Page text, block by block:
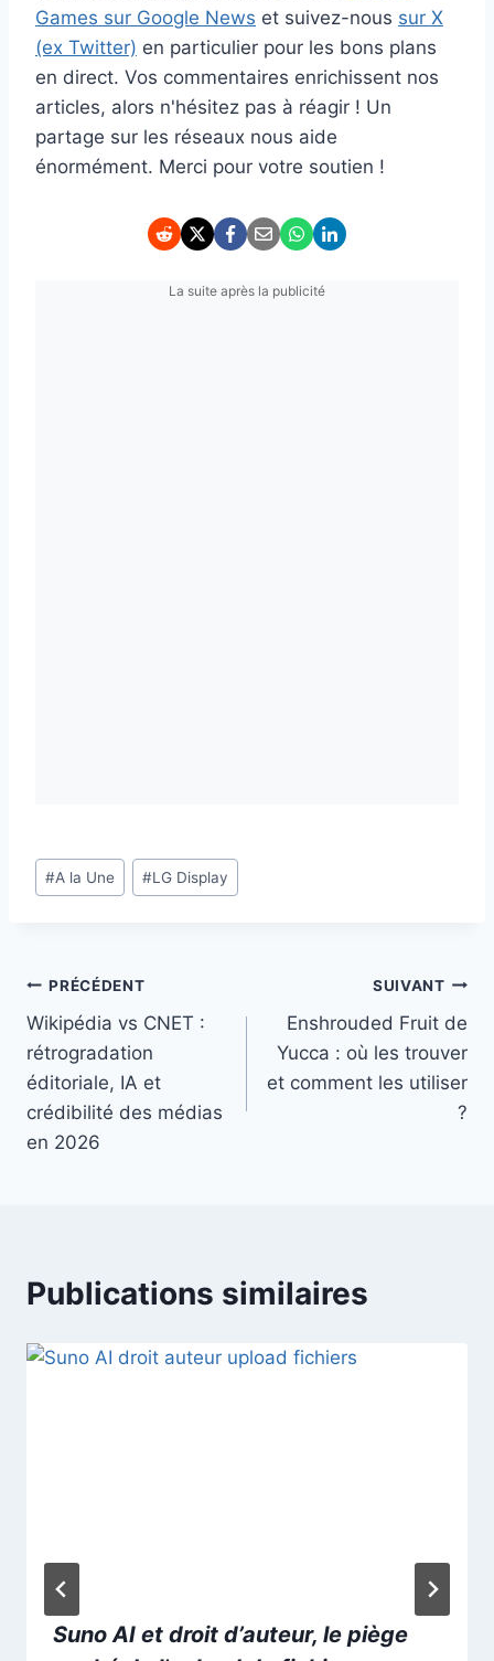
Games sur Google News et suivez-nous sur X
(ex Twitter) en particulier pour les bons plans
en direct. Vos commentaires enrichissent nos
articles, alors n'hésitez pas à réagir ! Un
partage sur les réseaux nous aide
énormément. Merci pour votre soutien !
La suite après la publicité
Étiquettes
de
#A la Une #LG Display
Navigation
de
l’article
PRÉCÉDENT
Wikipédia vs CNET :
rétrogradation
éditoriale, IA et
crédibilité des médias
en 2026
SUIVANT
Enshrouded Fruit de
Yucca : où les trouver
et comment les utiliser
?
Publications similaires
Suno AI et droit d’auteur, le piège